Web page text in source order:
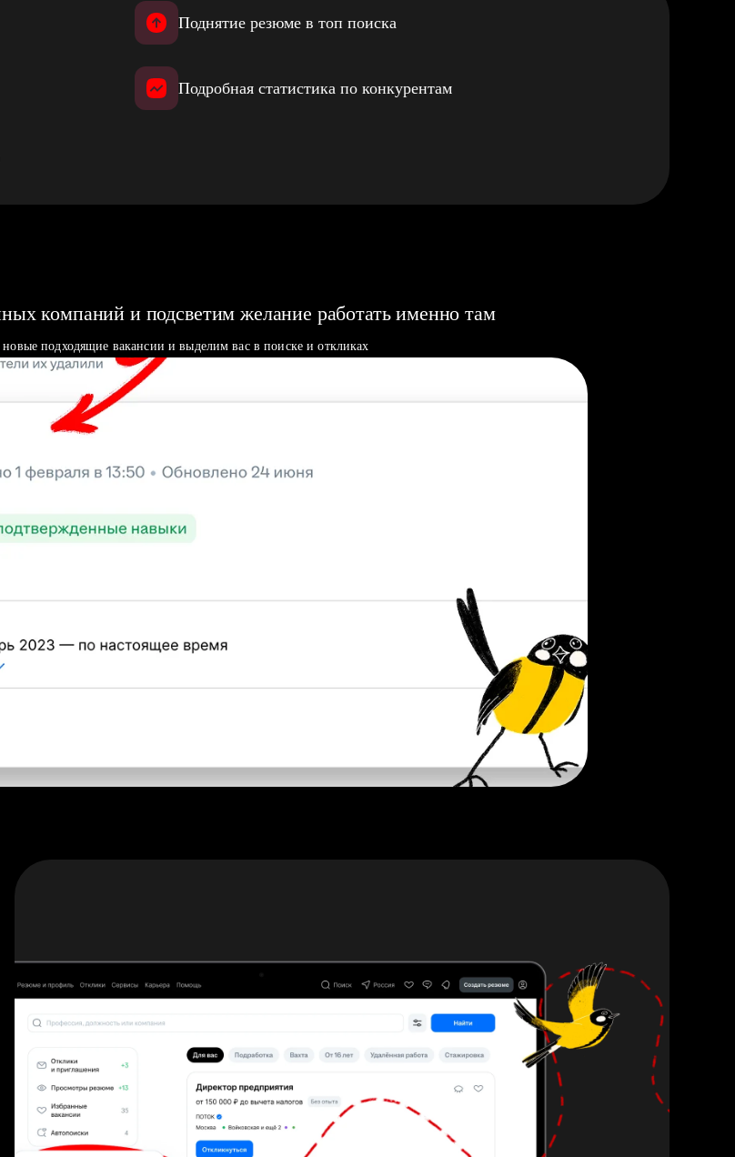
Поднятие резюме в топ поиска
Подробная статистика по конкурентам
компаний и подсветим желание работать именно там
подходящие вакансии и выделим вас в поиске и откликах